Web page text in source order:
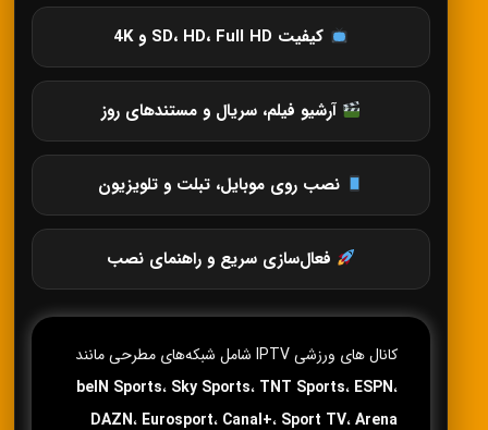
کیفیت SD، HD، Full HD و 4K
آرشیو فیلم، سریال و مستندهای روز
نصب روی موبایل، تبلت و تلویزیون
فعال‌سازی سریع و راهنمای نصب
کانال های ورزشی IPTV شامل شبکه‌های مطرحی مانند
beIN Sports، Sky Sports، TNT Sports، ESPN،
DAZN، Eurosport، Canal+، Sport TV،Arena